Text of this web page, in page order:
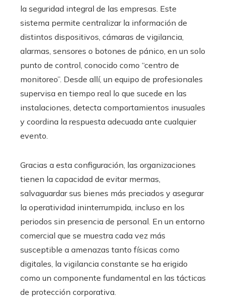
la seguridad integral de las empresas. Este
sistema permite centralizar la información de
distintos dispositivos, cámaras de vigilancia,
alarmas, sensores o botones de pánico, en un solo
punto de control, conocido como “centro de
monitoreo”. Desde allí, un equipo de profesionales
supervisa en tiempo real lo que sucede en las
instalaciones, detecta comportamientos inusuales
y coordina la respuesta adecuada ante cualquier
evento.
Gracias a esta configuración, las organizaciones
tienen la capacidad de evitar mermas,
salvaguardar sus bienes más preciados y asegurar
la operatividad ininterrumpida, incluso en los
periodos sin presencia de personal. En un entorno
comercial que se muestra cada vez más
susceptible a amenazas tanto físicas como
digitales, la vigilancia constante se ha erigido
como un componente fundamental en las tácticas
de protección corporativa.